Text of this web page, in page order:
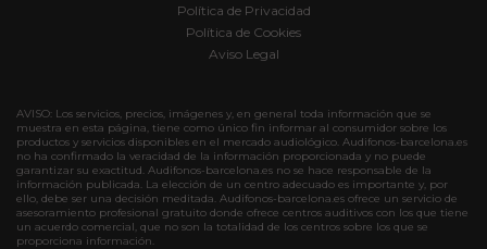
Política de Privacidad
Política de Cookies
Aviso Legal
AVISO: Los servicios, precios, imágenes y, en general toda información que se
muestra en esta página, tiene como único fin informar al consumidor sobre los
productos y servicios disponibles en el mercado audiológico. Audifonos-barcelona.es
no ha confirmado la veracidad de la información proporcionada y no puede
garantizar su exactitud. Audifonos-barcelona.es no se hace responsable de la
información publicada. La elección de un centro adecuado es importante y, por
ello, debe ser una decisión meditada. Audifonos-barcelona.es ofrece un servicio de
asesoramiento profesional gratuito donde ofrece centros auditivos con los que tiene
un acuerdo comercial, que no son la totalidad de los centros sobre los que se
proporciona información.